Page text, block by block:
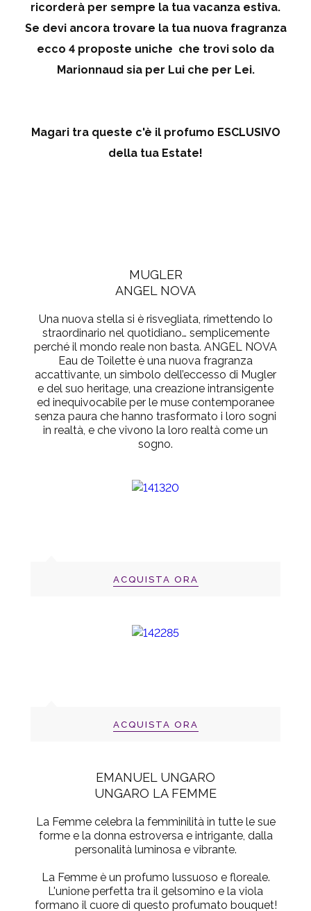
ricorderà per sempre la tua vacanza estiva.
Se devi ancora trovare la tua nuova fragranza
ecco 4 proposte uniche che trovi solo da
Marionnaud sia per Lui che per Lei.
Magari tra queste c'è il profumo ESCLUSIVO
della tua Estate!
MUGLER
ANGEL NOVA
Una nuova stella si è risvegliata, rimettendo lo
straordinario nel quotidiano… semplicemente
perché il mondo reale non basta. ANGEL NOVA
Eau de Toilette è una nuova fragranza
accattivante, un simbolo dell’eccesso di Mugler
e del suo heritage, una creazione intransigente
ed inequivocabile per le muse contemporanee
senza paura che hanno trasformato i loro sogni
in realtà, e che vivono la loro realtà come un
sogno.
ACQUISTA ORA
ACQUISTA ORA
EMANUEL UNGARO
UNGARO LA FEMME
La Femme celebra la femminilità in tutte le sue
forme e la donna estroversa e intrigante, dalla
personalità luminosa e vibrante.
La Femme è un profumo lussuoso e floreale.
L'unione perfetta tra il gelsomino e la viola
formano il cuore di questo profumato bouquet!